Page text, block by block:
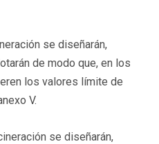
se diseñarán,
de modo que, en los
los valores límite de
V.
se diseñarán,